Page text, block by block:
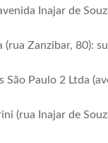
Inajar de
Zanzibar, 80):
São Paulo 2 Ltda
(rua Inajar de